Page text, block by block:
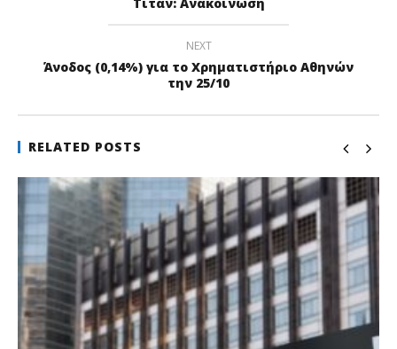
NEXT
Άνοδος (0,14%) για το Χρηματιστήριο Αθηνών
την 25/10
RELATED POSTS